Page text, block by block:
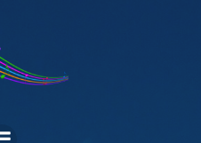
content